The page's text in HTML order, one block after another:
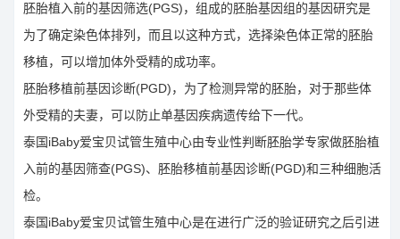
胚胎植入前的基因筛选(PGS)，组成的胚胎基因组的基因研究是
为了确定染色体排列，而且以这种方式，选择染色体正常的胚胎
移植，可以增加体外受精的成功率。
胚胎移植前基因诊断(PGD)，为了检测异常的胚胎，对于那些体
外受精的夫妻，可以防止单基因疾病遗传给下一代。
泰国iBaby爱宝贝试管生殖中心由专业性判断胚胎学专家做胚胎植
入前的基因筛查(PGS)、胚胎移植前基因诊断(PGD)和三种细胞活
检。
泰国iBaby爱宝贝试管生殖中心是在进行广泛的验证研究之后引进